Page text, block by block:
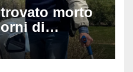
morto
di
dell’80enne
essere